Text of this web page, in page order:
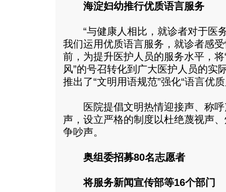
海淀妇幼推行优质语言服务
“与健康人相比，就诊者对于医
我们运用优质语言服务，就诊者感
前，为提升医护人员的服务水平，
风”的号召转化到广大医护人员的实
推出了“文明用语规范”强化“语言优
医院提倡文明热情迎接声、称呼
声，设立严格的制度以杜绝蔑视声
争吵声。
奥组委招募80名志愿者
将服务新闻宣传部等16个部门